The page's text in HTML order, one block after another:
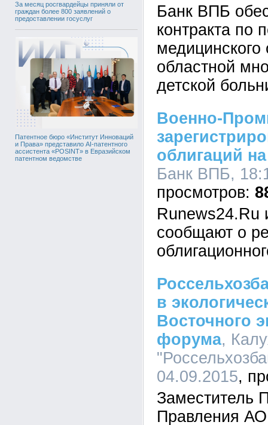
За месяц росгвардейцы приняли от
граждан более 800 заявлений о
предоставлении госуслуг
Патентное бюро «Институт Инноваций
и Права» представило AI-патентного
ассистента «POSINT» в Евразийском
патентном ведомстве
Банк ВПБ
контракта по
областной
детской
Военно-
облигаций
Банк ВПБ,
Runews24.Ru
сообщают о
в
Восточного
форума,
04.09.2015
Заместитель
Правления АО